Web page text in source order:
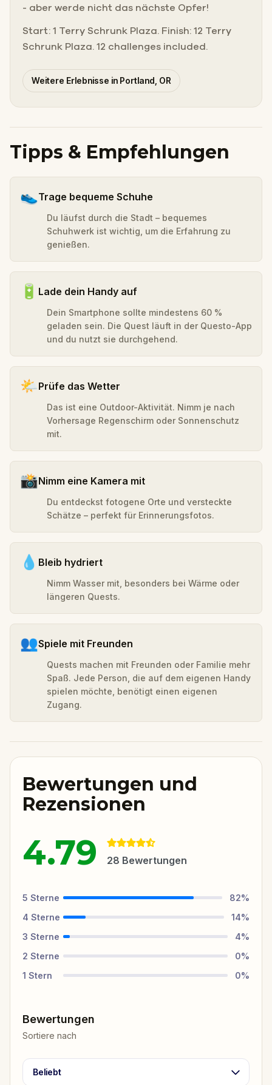
- aber werde nicht das nächste Opfer!
Start: 1 Terry Schrunk Plaza. Finish: 12 Terry
Schrunk Plaza. 12 challenges included.
Weitere Erlebnisse in Portland, OR
Tipps & Empfehlungen
👟Trage bequeme Schuhe
Du läufst durch die Stadt – bequemes
Schuhwerk ist wichtig, um die Erfahrung zu
genießen.
🔋 Lade dein Handy auf
Dein Smartphone sollte mindestens 60 %
geladen sein. Die Quest läuft in der Questo-App
und du nutzt sie durchgehend.
🌤️Prüfe das Wetter
Das ist eine Outdoor-Aktivität. Nimm je nach
Vorhersage Regenschirm oder Sonnenschutz
mit.
📸Nimm eine Kamera mit
Du entdeckst fotogene Orte und versteckte
Schätze – perfekt für Erinnerungsfotos.
💧 Bleib hydriert
Nimm Wasser mit, besonders bei Wärme oder
längeren Quests.
👥Spiele mit Freunden
Quests machen mit Freunden oder Familie mehr
Spaß. Jede Person, die auf dem eigenen Handy
spielen möchte, benötigt einen eigenen
Zugang.
Bewertungen und
Rezensionen
4.79 28 Bewertungen
5 Sterne 82%
4 Sterne 14%
3 Sterne 4%
2 Sterne 0%
1 Stern 0%
Bewertungen
Sortiere nach
Beliebt